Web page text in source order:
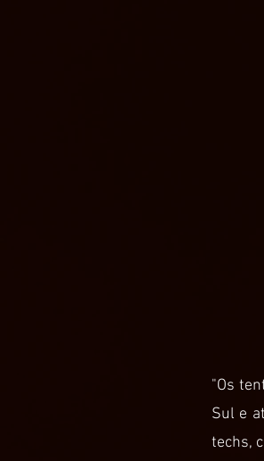
"Os
Sul e
techs,